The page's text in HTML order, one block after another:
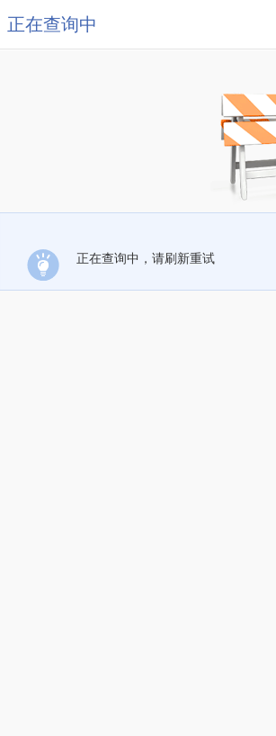
正在查询中
正在查询中，请刷新重试